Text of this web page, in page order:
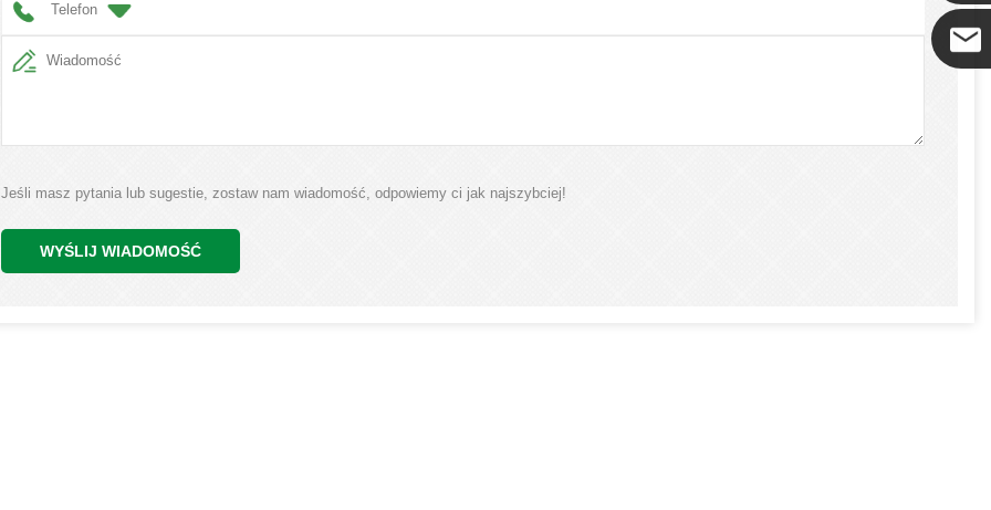
Telefon
Jeśli masz pytania lub sugestie, zostaw nam wiadomość, odpowiemy ci jak najszybciej!
WYŚLIJ WIADOMOŚĆ